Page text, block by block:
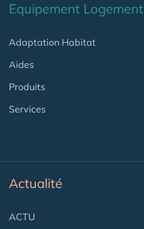
Equipement Logement
Adaptation Habitat
Aides
Produits
Services
Actualité
ACTU